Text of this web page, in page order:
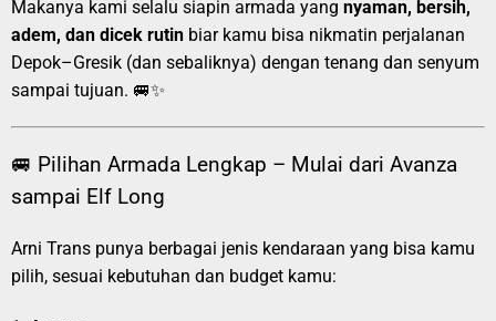
Makanya kami selalu siapin armada yang nyaman, bersih,
adem, dan dicek rutin biar kamu bisa nikmatin perjalanan
Depok–Gresik (dan sebaliknya) dengan tenang dan senyum
sampai tujuan. 🚐✨
🚐 Pilihan Armada Lengkap – Mulai dari Avanza
sampai Elf Long
Arni Trans punya berbagai jenis kendaraan yang bisa kamu
pilih, sesuai kebutuhan dan budget kamu: